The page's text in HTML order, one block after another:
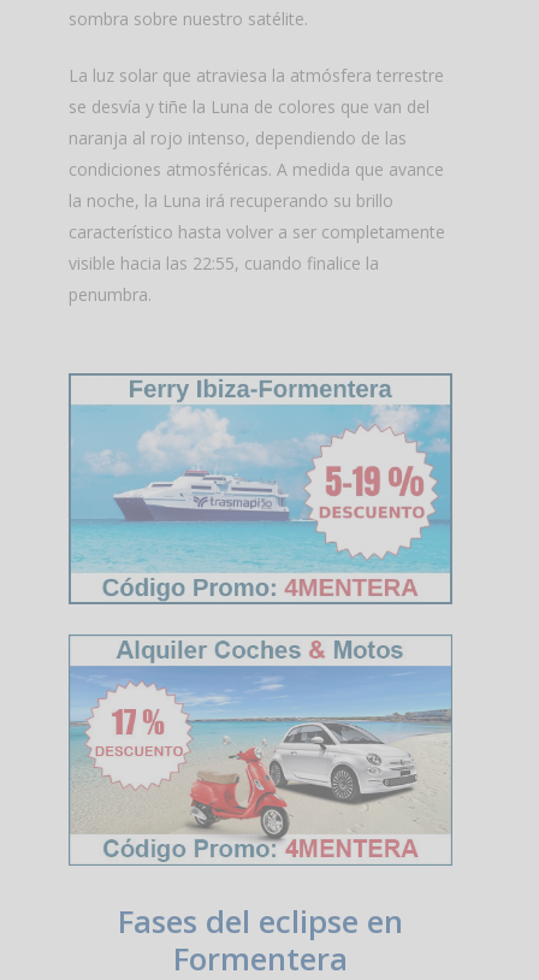
sombra sobre nuestro satélite.
La luz solar que atraviesa la atmósfera terrestre
se desvía y tiñe la Luna de colores que van del
naranja al rojo intenso, dependiendo de las
condiciones atmosféricas. A medida que avance
la noche, la Luna irá recuperando su brillo
característico hasta volver a ser completamente
visible hacia las 22:55, cuando finalice la
penumbra.
Fases del eclipse en
Formentera